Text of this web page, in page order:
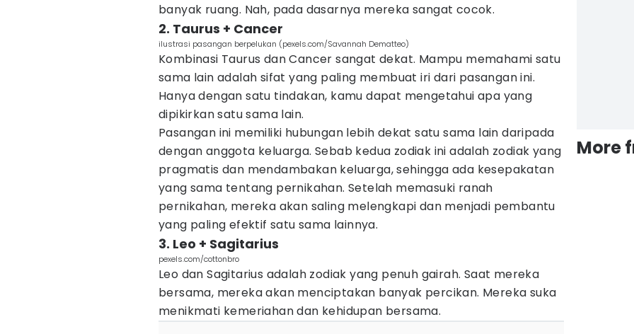
banyak ruang. Nah, pada dasarnya mereka sangat cocok.
2. Taurus + Cancer
ilustrasi pasangan berpelukan (pexels.com/Savannah Dematteo)
Kombinasi Taurus dan Cancer sangat dekat. Mampu memahami satu
sama lain adalah sifat yang paling membuat iri dari pasangan ini.
Hanya dengan satu tindakan, kamu dapat mengetahui apa yang
dipikirkan satu sama lain.
Pasangan ini memiliki hubungan lebih dekat satu sama lain daripada
dengan anggota keluarga. Sebab kedua zodiak ini adalah zodiak yang
pragmatis dan mendambakan keluarga, sehingga ada kesepakatan
yang sama tentang pernikahan. Setelah memasuki ranah
pernikahan, mereka akan saling melengkapi dan menjadi pembantu
yang paling efektif satu sama lainnya.
3. Leo + Sagitarius
pexels.com/cottonbro
Leo dan Sagitarius adalah zodiak yang penuh gairah. Saat mereka
bersama, mereka akan menciptakan banyak percikan. Mereka suka
menikmati kemeriahan dan kehidupan bersama.
More